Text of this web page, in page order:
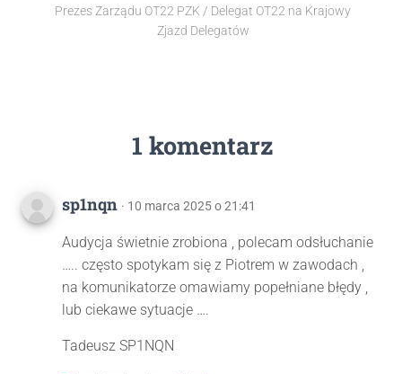
Prezes Zarządu OT22 PZK / Delegat OT22 na Krajowy
Zjazd Delegatów
1 komentarz
sp1nqn · 10 marca 2025 o 21:41
Audycja świetnie zrobiona , polecam odsłuchanie
….. często spotykam się z Piotrem w zawodach ,
na komunikatorze omawiamy popełniane błędy ,
lub ciekawe sytuacje ….
Tadeusz SP1NQN